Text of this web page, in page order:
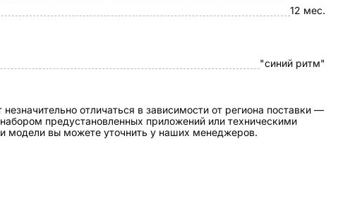
12 мес.
"синий ритм"
отличаться в зависимости от региона поставки —
предустановленных приложений или техническими
модели вы можете уточнить у наших менеджеров.